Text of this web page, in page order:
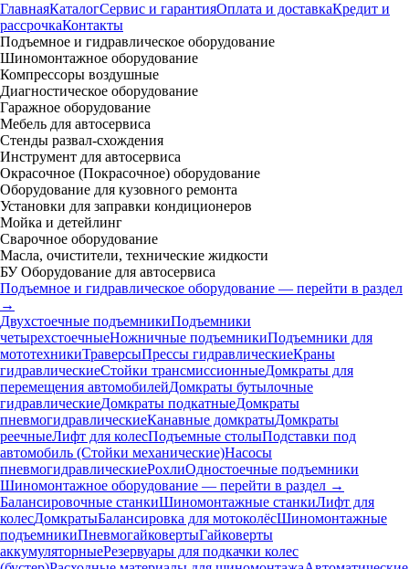
ГлавнаяКаталогСервис и гарантияОплата и доставкаКредит и
рассрочкаКонтакты
Подъемное и гидравлическое оборудование
Шиномонтажное оборудование
Компрессоры воздушные
Диагностическое оборудование
Гаражное оборудование
Мебель для автосервиса
Стенды развал-схождения
Инструмент для автосервиса
Окрасочное (Покрасочное) оборудование
Оборудование для кузовного ремонта
Установки для заправки кондиционеров
Мойка и детейлинг
Сварочное оборудование
Масла, очистители, технические жидкости
БУ Оборудование для автосервиса
Подъемное и гидравлическое оборудование — перейти в раздел
→
Двухстоечные подъемникиПодъемники
четырехстоечныеНожничные подъемникиПодъемники для
мототехникиТраверсыПрессы гидравлическиеКраны
гидравлическиеСтойки трансмиссионныеДомкраты для
перемещения автомобилейДомкраты бутылочные
гидравлическиеДомкраты подкатныеДомкраты
пневмогидравлическиеКанавные домкратыДомкраты
реечныеЛифт для колесПодъемные столыПодставки под
автомобиль (Стойки механические)Насосы
пневмогидравлическиеРохлиОдностоечные подъемники
Шиномонтажное оборудование — перейти в раздел →
Балансировочные станкиШиномонтажные станкиЛифт для
колесДомкратыБалансировка для мотоколёсШиномонтажные
подъемникиПневмогайковертыГайковерты
аккумуляторныеРезервуары для подкачки колес